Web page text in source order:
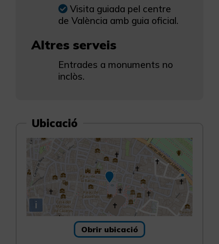
Visita guiada pel centre
de València amb guia oficial.
Altres serveis
Entrades a monuments no
inclòs.
Ubicació
i
Obrir ubicació